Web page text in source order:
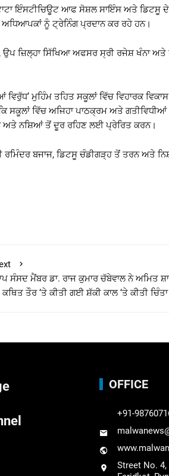
ਇੰਸਟੀਚਿਊਟ ਆਫ ਸੋਸ਼ਲ ਸਾਇੰਸ ਅਤੇ ਡਿਟਸੂ ਦੇ
ਅਧਿਆਪਕਾਂ ਨੂੰ ਟ੍ਰੇਨਿੰਗ ਪ੍ਰਦਾਨ ਕਰ ਰਹੇ ਹਨ।
ਜ਼ਿਲ੍ਹਾ ਸਿੱਖਿਆ ਅਫਸਰ ਸ੍ਰੀ ਰਜੇਸ਼ ਖੰਨਾ ਅਤੇ
ਮੁਹਿੰਮ ਤਹਿਤ ਸਕੂਲਾਂ ਵਿੱਚ ਵਿਹਾਰਕ
ਸਕੂਲਾਂ ਵਿੱਚ ਅਜਿਹਾ ਪਾਠਕ੍ਰਮ ਅਤੇ ਗਤੀਵਿਧੀਆਂ
ਅਤੇ ਨਸ਼ਿਆਂ ਤੋਂ ਦੂਰ ਰਹਿਣ ਲਈ ਪ੍ਰੇਰਿਤ ਕਰਨ।
ਰਮਿੰਦਰ ਬਜਾਜ, ਡਿਟਸੂ ਚੰਡੀਗੜ੍ਹ ਤੋਂ ਤਰਨ ਅਤੇ
ਸੰਸਦ ਮੈਂਬਰ ਡਾ. ਰਾਜ ਕੁਮਾਰ ਚੱਬੇਵਾਲ ਨੇ ਅਮਿਤ
ਕਥਿਤ ਤੌਰ ‘ਤੇ ਕੀਤੀ ਗਈ ਸ਼ੱਕੀ ਕਾਲ ‘ਤੇ ਕੀਤੀ
OFFICE
+91-
Street No. 4,